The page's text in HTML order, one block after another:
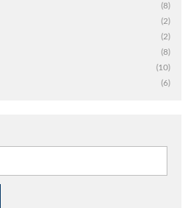
(8)
(2)
(2)
(8)
(10)
(6)